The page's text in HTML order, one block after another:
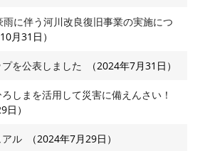
に伴う河川改良復旧事業の実施につ
月31日
を公表しました 2024年7月31日
しまを活用して災害に備えんさい！
日
ル 2024年7月29日